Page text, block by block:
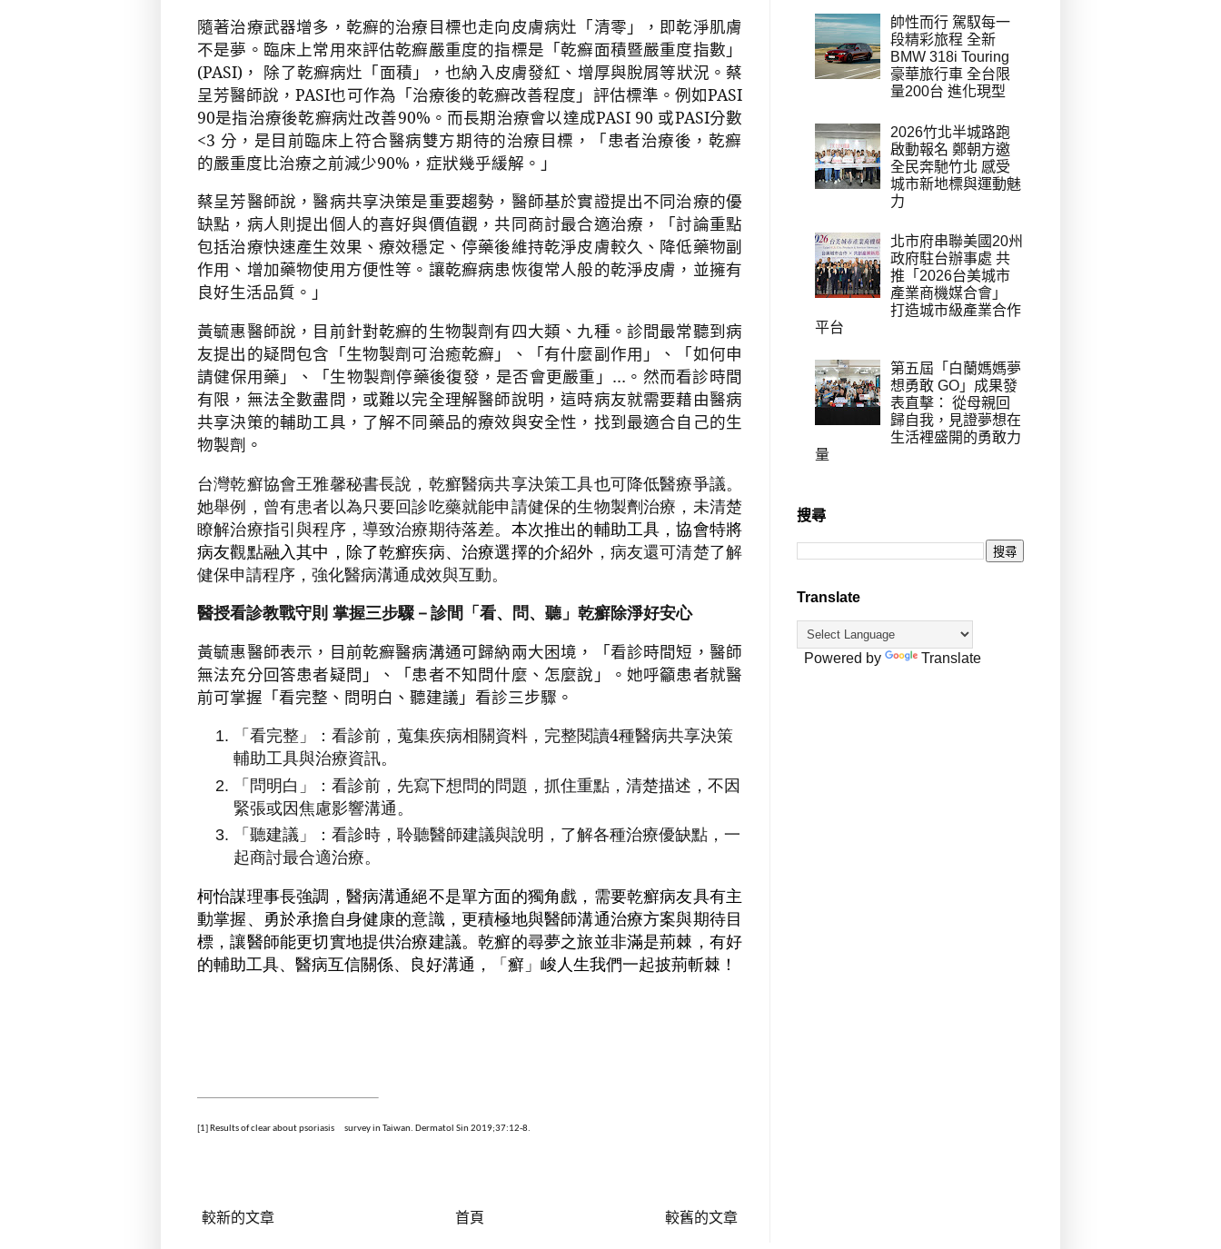
隨著治療武器增多，乾癬的治療目標也走向皮膚病灶「清零」，即乾淨肌膚
不是夢。臨床上常用來評估乾癬嚴重度的指標是「乾癬面積暨嚴重度指數」
(PASI) ， 除了乾癬病灶「面積」，也納入皮膚發紅、增厚與脫屑等狀況。蔡
呈芳醫師說，PASI也可作為「治療後的乾癬改善程度」評估標準。例如PASI
90是指治療後乾癬病灶改善90% 。而長期治療會以達成PASI 90 或PASI分數
<3 分，是目前臨床上符合醫病雙方期待的治療目標，「患者治療後，乾癬
的嚴重度比治療之前減少90% ，症狀幾乎緩解。」
蔡呈芳醫師說，醫病共享決策是重要趨勢，醫師基於實證提出不同治療的優
缺點，病人則提出個人的喜好與價值觀，共同商討最合適治療，「討論重點
包括治療快速產生效果、療效穩定、停藥後維持乾淨皮膚較久、降低藥物副
作用、增加藥物使用方便性等。讓乾癬病患恢復常人般的乾淨皮膚，並擁有
良好生活品質。」
黃毓惠醫師說，目前針對乾癬的生物製劑有四大類、九種。診間最常聽到病
友提出的疑問包含「生物製劑可治癒乾癬」、「有什麼副作用」、「如何申
請健保用藥」、「生物製劑停藥後復發，是否會更嚴重」 … 。然而看診時間
有限，無法全數盡問，或難以完全理解醫師說明，這時病友就需要藉由醫病
共享決策的輔助工具，了解不同藥品的療效與安全性，找到最適合自己的生
物製劑。
台灣乾癬協會王雅馨秘書長說， 乾癬醫病共享決策工具也可降低醫療爭議。
她舉例，曾有患者以為只要回診吃藥就能申請健保的生物製劑治療，未清楚
瞭解治療指引與程序，導致治療期待落差。本次推出的輔助工具，協會特將
病友觀點融入其中，除了乾癬疾病、治療選擇的介紹外 ，病友還可清楚了解
健保申請程序，強化醫病溝通成效與互動。
醫授看診教戰守則 掌握三步驟－診間「看、問、聽」乾癬除淨好安心
黃毓惠醫師表示，目前乾癬醫病溝通可歸納兩大困境，「看診時間短，醫師
無法充分回答患者疑問」、「患者不知問什麼、怎麼說」。她呼籲患者就醫
前可掌握「看完整、問明白、聽建議」看診三步驟。
「看完整」：看診前，蒐集疾病相關資料，完整閱讀4種醫病共享決策
輔助工具與治療資訊。
「問明白」：看診前，先寫下想問的問題，抓住重點，清楚描述，不因
緊張或因焦慮影響溝通。
「聽建議」：看診時，聆聽醫師建議與說明，了解各種治療優缺點，一
起商討最合適治療。
柯怡謀理事長強調，醫病溝通絕不是單方面的獨角戲，需要乾癬病友具有主
動掌握、勇於承擔自身健康的意識，更積極地與醫師溝通治療方案與期待目
標，讓醫師能更切實地提供治療建議。乾癬的尋夢之旅並非滿是荊棘，有好
的輔助工具、醫病互信關係、良好溝通，「癬」峻人生我們一起披荊斬棘！
[1] Results of clear about psoriasis survey in Taiwan. Dermatol Sin 2019;37:12-8.
較新的文章 較舊的文章
首頁
帥性而行 駕馭每一
段精彩旅程 全新
BMW 318i Touring
豪華旅行車 全台限
量200台 進化現型
2026竹北半城路跑
啟動報名 鄭朝方邀
全民奔馳竹北 感受
城市新地標與運動魅
力
北市府串聯美國20州
政府駐台辦事處 共
推「2026台美城市
產業商機媒合會」
打造城市級產業合作
平台
第五屆「白蘭媽媽夢
想勇敢 GO」成果發
表直擊： 從母親回
歸自我，見證夢想在
生活裡盛開的勇敢力
量
搜尋
Translate
Powered by Translate